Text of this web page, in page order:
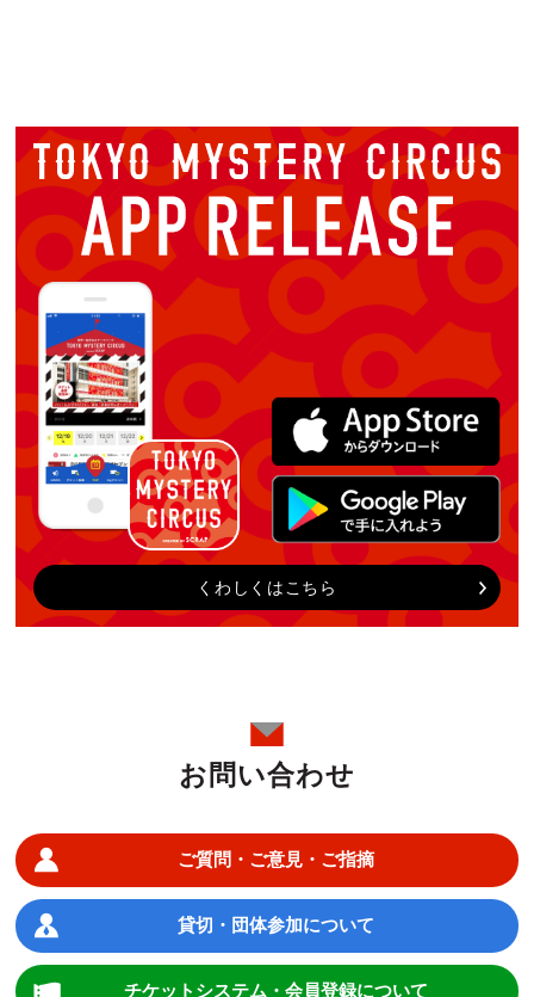
くわしくはこちら
お問い合わせ
ご質問・ご意見・ご指摘
貸切・団体参加について
チケットシステム・会員登録について